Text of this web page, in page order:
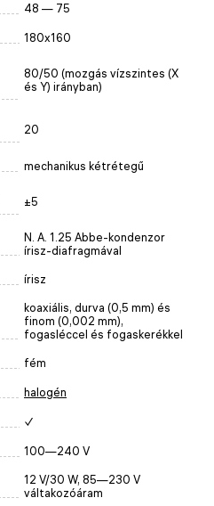
48 — 75
180x160
80/50 (mozgás vízszintes (X
és Y) irányban)
20
mechanikus kétrétegű
±5
N. A. 1.25 Abbe-kondenzor
írisz-diafragmával
írisz
koaxiális, durva (0,5 mm) és
finom (0,002 mm),
fogasléccel és fogaskerékkel
fém
halogén
✓
100—240 V
12 V/30 W, 85—230 V
váltakozóáram